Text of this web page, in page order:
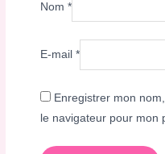
Nom*
E-mail*
Enregistrer mon
le navigateur pour mon